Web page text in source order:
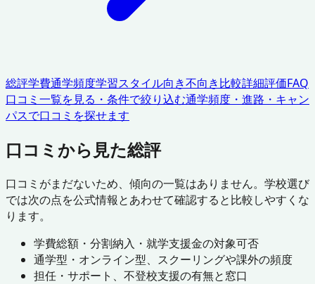
総評学費通学頻度学習スタイル向き不向き比較詳細評価FAQ
口コミ一覧を見る・条件で絞り込む通学頻度・進路・キャン
パスで口コミを探せます
口コミから見た総評
口コミがまだないため、傾向の一覧はありません。学校選び
では次の点を公式情報とあわせて確認すると比較しやすくな
ります。
学費総額・分割納入・就学支援金の対象可否
通学型・オンライン型、スクーリングや課外の頻度
担任・サポート、不登校支援の有無と窓口